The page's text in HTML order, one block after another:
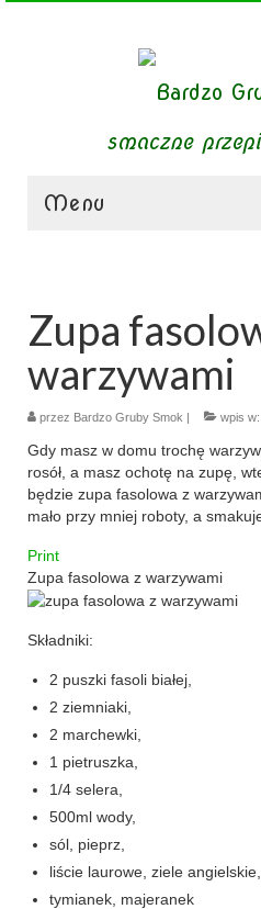
smaczne
Menu
dania mięsne
dania bezmięsne
dania mączne
jednogarnkowe
sałatki
ciasta
ciasteczka
muffinki
bez pieczenia
inne
Zupa
warzywami
przez Bardzo Gruby Smok | wpis w:
Gdy masz w domu trochę
rosół, a masz ochotę na zupę,
będzie zupa fasolowa z
mało przy mniej roboty, a
Print
Zupa fasolowa z warzywami
Składniki:
2 puszki fasoli białej,
2 ziemniaki,
2 marchewki,
1 pietruszka,
1/4 selera,
500ml wody,
sól, pieprz,
liście laurowe, ziele angielskie,
tymianek, majeranek